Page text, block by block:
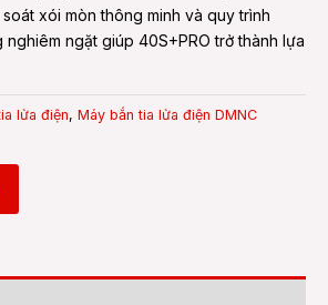
xói mòn thông minh và quy trình
nghiêm ngặt giúp 40S+PRO trở thành lựa
lửa điện, Máy bắn tia lửa điện DMNC